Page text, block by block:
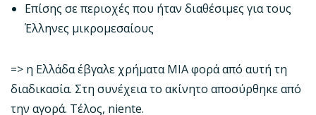
Επίσης σε περιοχές που ήταν διαθέσιμες για τους
Έλληνες μικρομεσαίους
=> η Ελλάδα έβγαλε χρήματα ΜΙΑ φορά από αυτή τη
διαδικασία. Στη συνέχεια το ακίνητο αποσύρθηκε από
την αγορά. Τέλος, niente.